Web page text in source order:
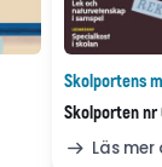
Skolportens
Skolporten
Läs